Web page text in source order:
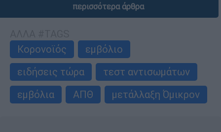
περισσότερα άρθρα
Κορονοϊός
εμβόλιο
ειδήσεις τώρα
τεστ αντισωμάτων
εμβόλια
ΑΠΘ μετάλλαξη Όμικρον